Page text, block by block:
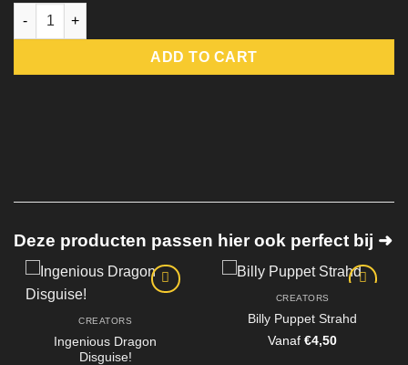
Bat Fighter quantity
ADD TO CART
Deze producten passen hier ook perfect bij ➜
CREATORS
Ingenious Dragon
Disguise!
CREATORS
Billy Puppet Strahd
Vanaf€4,50